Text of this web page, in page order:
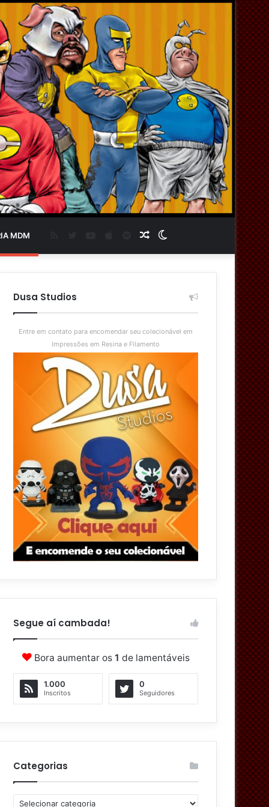
MDM
skin
Artigo
aleatório
Spotify
Dusa Studios
Entre em contato para encomendar seu colecionável em
Impressões em Resina e Filamento
Segue aí cambada!
Bora aumentar os 1 de lamentáveis
1.000
Inscritos
0
Seguidores
Categorias